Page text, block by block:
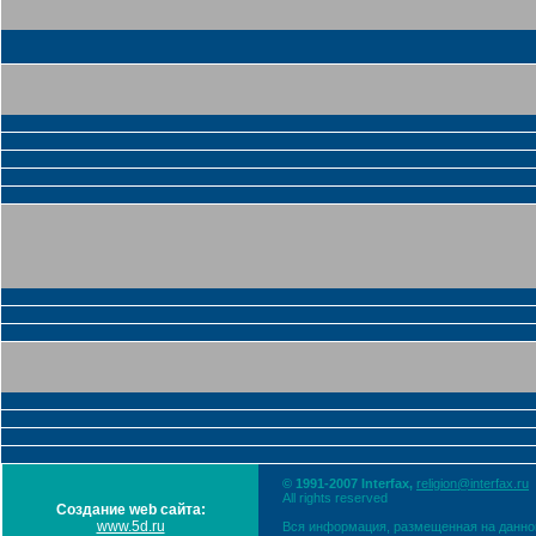
Создание web сайта:
www.5d.ru
© 1991-2007 Interfax, religion@interfax.ru
All rights reserved
Вся информация, размещенная на